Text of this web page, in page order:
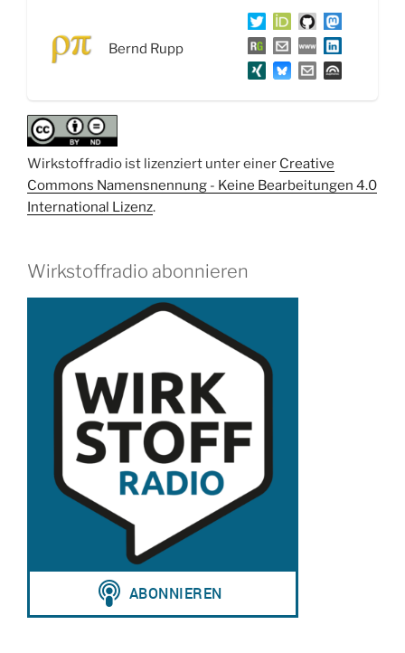
Bernd Rupp
Wirkstoffradio ist lizenziert unter einer Creative
Commons Namensnennung - Keine Bearbeitungen 4.0
International Lizenz.
Wirkstoffradio abonnieren